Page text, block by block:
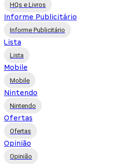
HQs e Livros
Informe Publicitário
Informe Publicitário
Lista
Lista
Mobile
Mobile
Nintendo
Nintendo
Ofertas
Ofertas
Opinião
Opinião